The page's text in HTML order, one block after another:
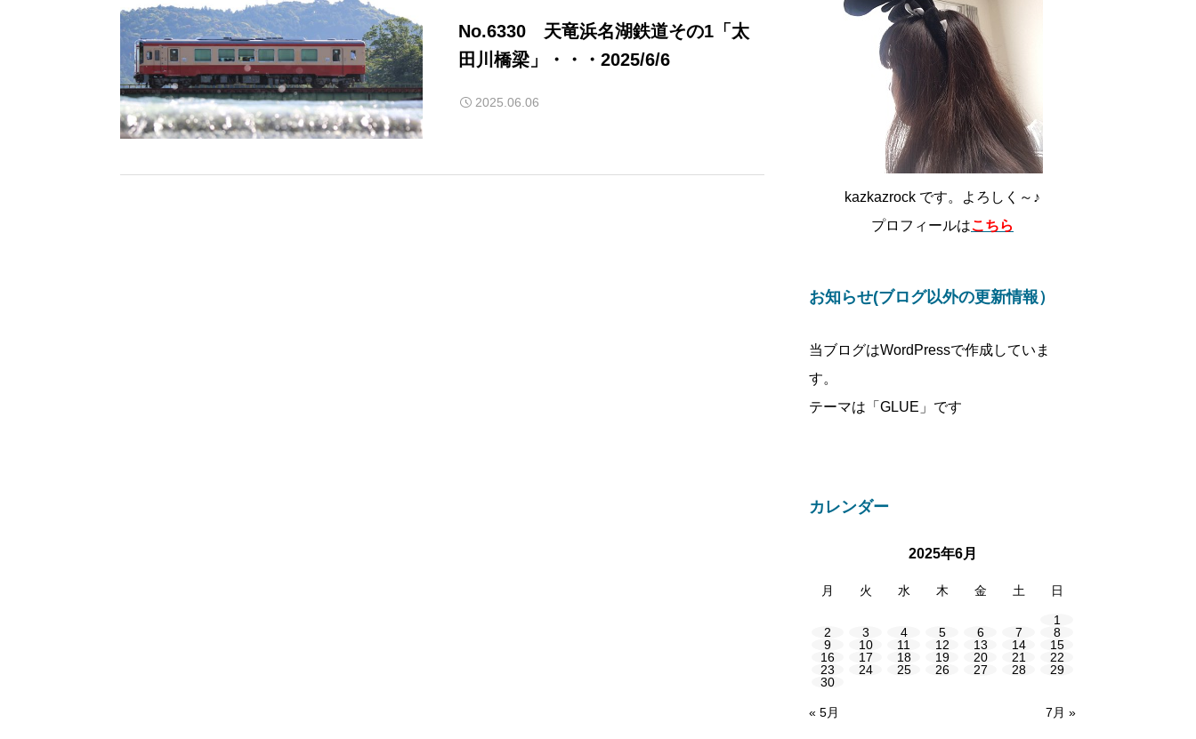
No.6330 天竜浜名湖鉄道その1「太
田川橋梁」・・・2025/6/6
2025.06.06
kazkazrock です。よろしく～♪
プロフィールはこちら
お知らせ(ブログ以外の更新情報）
当ブログはWordPressで作成していま
す。
テーマは「GLUE」です
カレンダー
2025年6月
月 火 水 木 金 土 日
1
2
3 4 5 6 7
8
9
10 11 12 13 14
15
16
17 18 19 20 21
22
23
24 25 26 27 28
29
30
« 5月 7月 »